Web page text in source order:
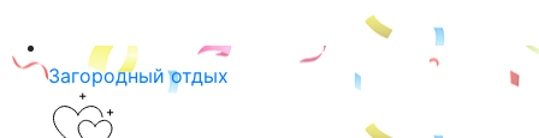
Загородный отдых